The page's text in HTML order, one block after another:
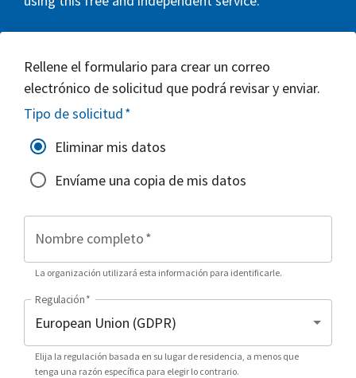
Rellene el formulario para crear un correo
electrónico de solicitud que podrá revisar y enviar.
Tipo de solicitud*
Eliminar mis datos
Envíame una copia de mis datos
Nombre completo*
La organización utilizará esta información para identificarle.
Regulación*
Elija la regulación basada en su lugar de residencia, a menos que
tenga una razón específica para elegir lo contrario.